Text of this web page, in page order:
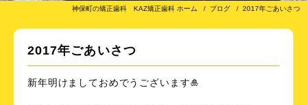
神保町の矯正歯科 KAZ矯正歯科 ホーム ブログ 2017年ごあいさつ
2017年ごあいさつ
新年明けましておめでうございます🎍